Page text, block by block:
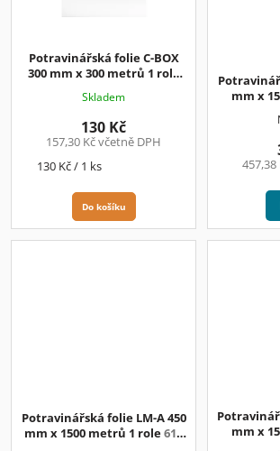
Potravinářská folie C-BOX
300 mm x 300 metrů 1 role
Skladem
157,30 Kč včetně DPH
130 Kč
Měrná
130 Kč / 1 ks
Do košíku
457,38
Potravinářská folie LM-A 450
mm x 1500 metrů 1 role610